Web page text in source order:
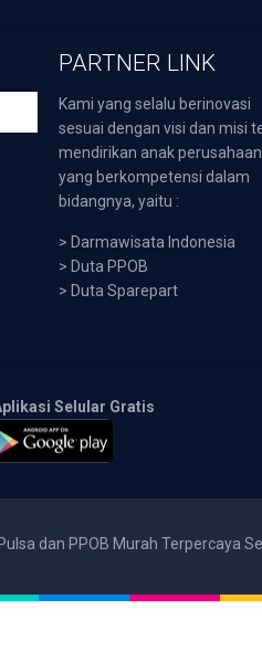
PARTNER LINK
Kami yang selalu berinovasi
sesuai dengan visi dan misi
mendirikan anak perusahaan
yang berkompetensi dalam
bidangnya, yaitu :
> Darmawisata Indonesia
> Duta PPOB
> Duta Sparepart
Selular Gratis
dan PPOB Murah Terpercaya